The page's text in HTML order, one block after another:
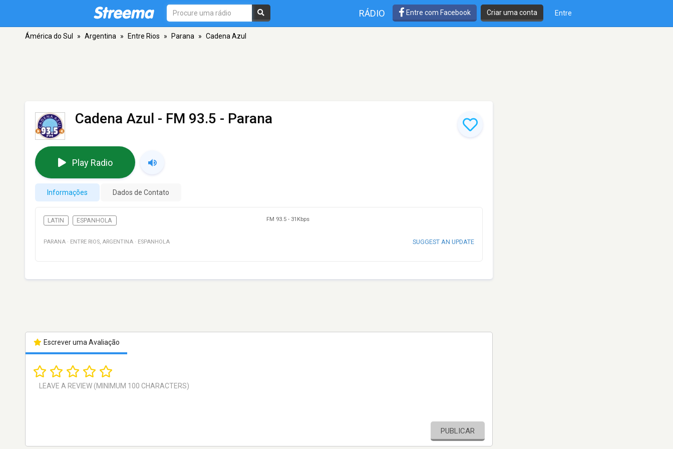
RÁDIO Entre com Facebook Criar uma conta Entre
Ámérica do Sul » Argentina » Entre Rios » Parana » Cadena Azul
Cadena Azul - FM 93.5 - Parana
Play Radio
Informações Dados de Contato
LATIN ESPANHOLA FM 93.5 - 31Kbps
PARANA · ENTRE RIOS, ARGENTINA · ESPANHOLA SUGGEST AN UPDATE
Escrever uma Avaliação
PUBLICAR